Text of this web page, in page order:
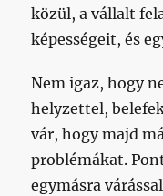
közül, a vállalt
képességeit, és
Nem igaz, hogy
helyzettel,
vár, hogy majd
problémákat.
egymásra